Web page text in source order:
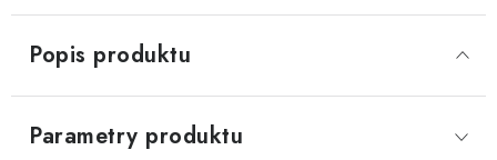
Popis produktu
Parametry produktu